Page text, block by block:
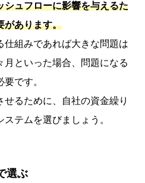
シュフローに影響を与えるた
があります。
仕組みであれば大きな問題は
月といった場合、問題になる
です。
るために、自社の資金繰り
テムを選びましょう。
選ぶ